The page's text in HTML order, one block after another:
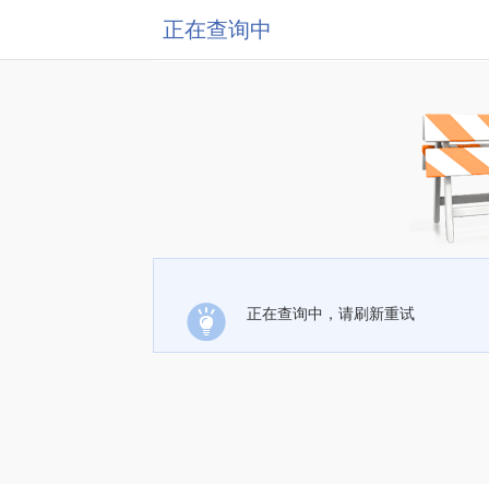
正在查询中
正在查询中，请刷新重试